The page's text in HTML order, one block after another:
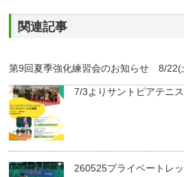
関連記事
第9回夏季強化練習会のお知らせ 8/22(
7/3よりサントピアテニ
260525プライベートレ